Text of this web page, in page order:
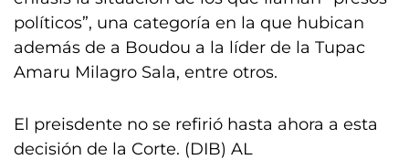
políticos”, una categoría en la que hubican
además de a Boudou a la líder de la Tupac
Amaru Milagro Sala, entre otros.
El preisdente no se refirió hasta ahora a esta
decisión de la Corte. (DIB) AL